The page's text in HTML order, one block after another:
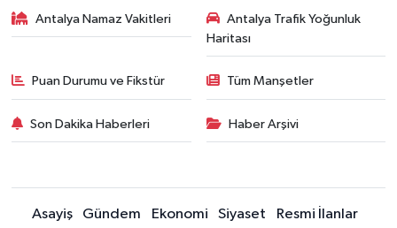
Antalya Namaz Vakitleri
Antalya Trafik Yoğunluk
Haritası
Puan Durumu ve Fikstür Tüm Manşetler
Son Dakika Haberleri Haber Arşivi
Asayiş Gündem Ekonomi Siyaset
Resmi İlanlar